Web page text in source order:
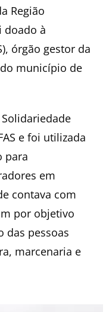
Região
doado à
órgão gestor da
município de
Solidariedade
e foi utilizada
para
em
contava com
por objetivo
das pessoas
marcenaria e